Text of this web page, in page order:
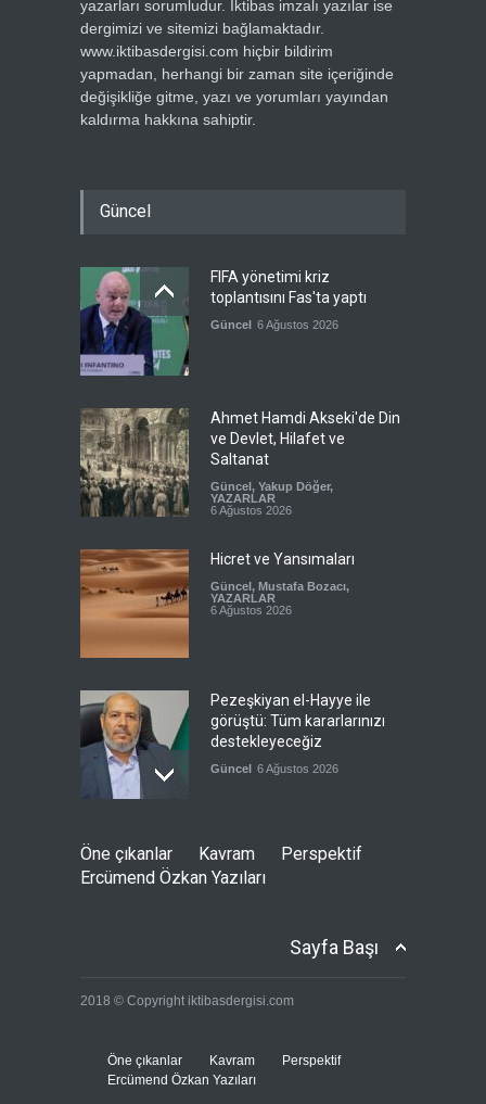
yazarları sorumludur. İktibas imzalı yazılar ise
dergimizi ve sitemizi bağlamaktadır.
www.iktibasdergisi.com hiçbir bildirim
yapmadan, herhangi bir zaman site içeriğinde
değişikliğe gitme, yazı ve yorumları yayından
kaldırma hakkına sahiptir.
Güncel
FIFA yönetimi kriz
toplantısını Fas'ta yaptı
Güncel 6 Ağustos 2026
Ahmet Hamdi Akseki'de Din
ve Devlet, Hilafet ve
Saltanat
Güncel , Yakup Döğer,
YAZARLAR
6 Ağustos 2026
Hicret ve Yansımaları
Güncel , Mustafa Bozacı,
YAZARLAR
6 Ağustos 2026
Pezeşkiyan el-Hayye ile
görüştü: Tüm kararlarınızı
destekleyeceğiz
Güncel 6 Ağustos 2026
İsrail şirketi Volkswagen
fabrikasında silah üretecek
gerçek mühimmatla
Öne çıkanlar Kavram
Perspektif
Ercümend Özkan Yazıları
Sayfa Başı
2018 © Copyright iktibasdergisi.com
Öne çıkanlar Kavram
Perspektif
Ercümend Özkan Yazıları